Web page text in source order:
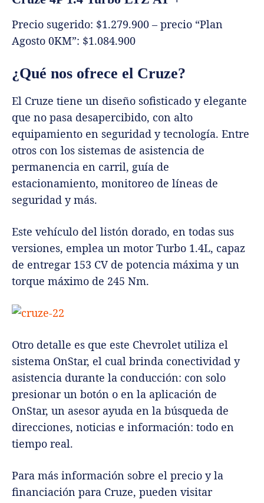
Precio sugerido: $1.279.900 – precio “Plan
Agosto 0KM”: $1.084.900
¿Qué nos ofrece el Cruze?
El Cruze tiene un diseño sofisticado y elegante
que no pasa desapercibido, con alto
equipamiento en seguridad y tecnología. Entre
otros con los sistemas de asistencia de
permanencia en carril, guía de
estacionamiento, monitoreo de líneas de
seguridad y más.
Este vehículo del listón dorado, en todas sus
versiones, emplea un motor Turbo 1.4L, capaz
de entregar 153 CV de potencia máxima y un
torque máximo de 245 Nm.
Otro detalle es que este Chevrolet utiliza el
sistema OnStar, el cual brinda conectividad y
asistencia durante la conducción: con solo
presionar un botón o en la aplicación de
OnStar, un asesor ayuda en la búsqueda de
direcciones, noticias e información: todo en
tiempo real.
Para más información sobre el precio y la
financiación para Cruze, pueden visitar